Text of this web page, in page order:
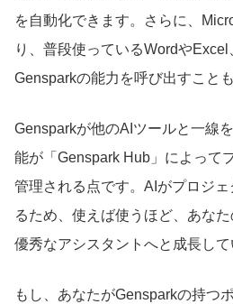
を自動化できます。さらに、
り、普段使っているWordや
Gensparkの能力を呼び出すこと
Gensparkが他のAIツールと一線
能が「Genspark Hub」によって
管理される点です。AIがプロジ
るため、使えば使うほど、あな
優秀なアシスタントへと成長して
もし、あなたがGensparkの持つ